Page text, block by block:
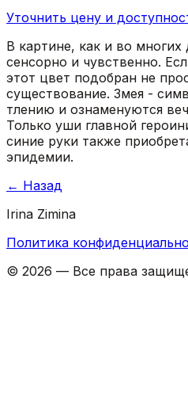
Уточнить цену и
В картине, как и во
сенсорно и чувственно.
этот цвет подобран не
существование. Змея -
тлению и ознаменуются
Только уши главной
синие руки также
эпидемии.
← Назад
Irina Zimina
Политика
© 2026 — Все права